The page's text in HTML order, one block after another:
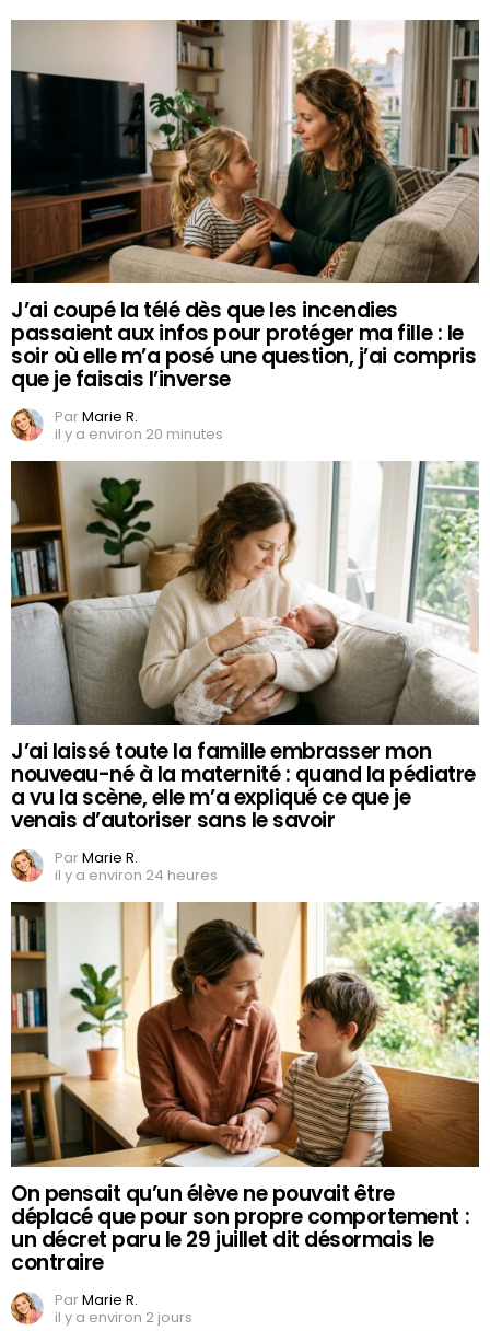
J’ai coupé la télé dès que les incendies
passaient aux infos pour protéger ma fille : le
soir où elle m’a posé une question, j’ai compris
que je faisais l’inverse
ParMarie R.
il y a environ 20 minutes
J’ai laissé toute la famille embrasser mon
nouveau-né à la maternité : quand la pédiatre
a vu la scène, elle m’a expliqué ce que je
venais d’autoriser sans le savoir
ParMarie R.
il y a environ 24 heures
On pensait qu’un élève ne pouvait être
déplacé que pour son propre comportement :
un décret paru le 29 juillet dit désormais le
contraire
ParMarie R.
il y a environ 2 jours